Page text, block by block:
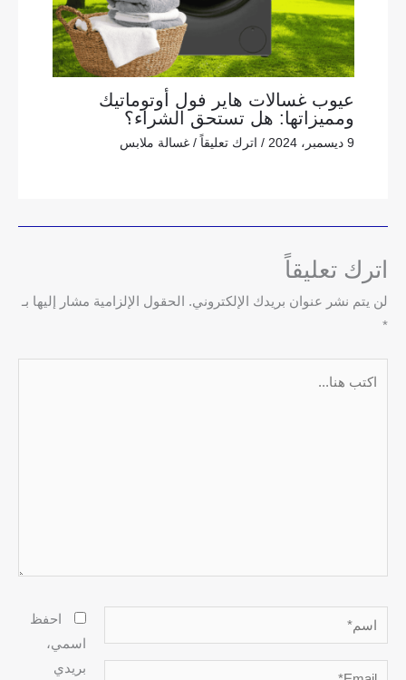
عيوب غسالات هاير فول أوتوماتيك
ومميزاتها: هل تستحق الشراء؟
9 ديسمبر، 2024 / اترك تعليقاً /غسالة ملابس
اترك تعليقاً
لن يتم نشر عنوان بريدك الإلكتروني. الحقول الإلزامية مشار إليها بـ
*
اسم*
Email*
احفظ
اسمي،
بريدي